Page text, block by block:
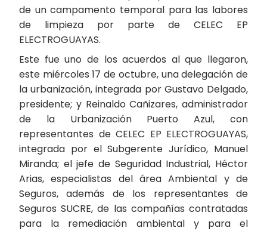
de un campamento temporal para las labores
de limpieza por parte de CELEC EP
ELECTROGUAYAS.
Este fue uno de los acuerdos al que llegaron,
este miércoles 17 de octubre, una delegación de
la urbanización, integrada por Gustavo Delgado,
presidente; y Reinaldo Cañizares, administrador
de la Urbanización Puerto Azul, con
representantes de CELEC EP ELECTROGUAYAS,
integrada por el Subgerente Jurídico, Manuel
Miranda; el jefe de Seguridad Industrial, Héctor
Arias, especialistas del área Ambiental y de
Seguros, además de los representantes de
Seguros SUCRE, de las compañías contratadas
para la remediación ambiental y para el